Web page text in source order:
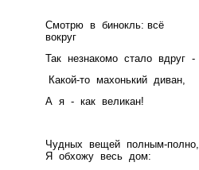
Смотрю в бинокль: всё
вокруг
Так незнакомо стало вдруг -
Какой-то махонький диван,
А я - как великан!
Чудных вещей полным-полно,
Я обхожу весь дом: